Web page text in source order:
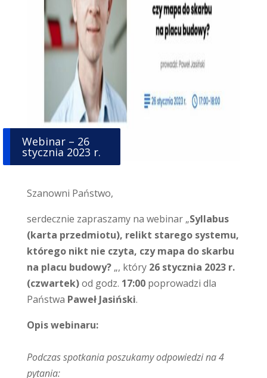
Webinar – 26
stycznia 2023 r.
Szanowni Państwo,
serdecznie zapraszamy na webinar „Syllabus
(karta przedmiotu), relikt starego systemu,
którego nikt nie czyta, czy mapa do skarbu
na placu budowy?„, który 26 stycznia 2023 r.
(czwartek)od godz. 17:00poprowadzi dla
Państwa Paweł Jasiński.
Opis webinaru:
Podczas spotkania poszukamy odpowiedzi na 4
pytania: